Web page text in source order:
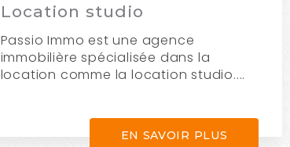
Location studio
Passio Immo est une agence
immobilière spécialisée dans la
location comme la location studio....
EN SAVOIR PLUS